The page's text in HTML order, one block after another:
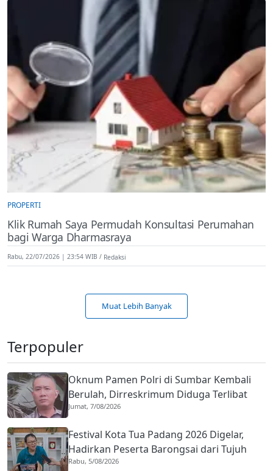
PROPERTI
Klik Rumah Saya Permudah Konsultasi Perumahan
bagi Warga Dharmasraya
Rabu, 22/07/2026 | 23:54 WIB Redaksi
Muat Lebih Banyak
Terpopuler
Oknum Pamen Polri di Sumbar Kembali
Berulah, Dirreskrimum Diduga Terlibat
Kekerasan dengan Seorang Sopir
Jumat, 7/08/2026
Festival Kota Tua Padang 2026 Digelar,
Hadirkan Peserta Barongsai dari Tujuh
Negara
Rabu, 5/08/2026